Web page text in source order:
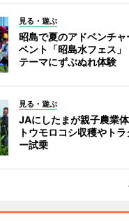
見る・遊ぶ
昭島で夏のアドベンチャ
ベント「昭島水フェス
テーマにずぶぬれ体験
見る・遊ぶ
JAにしたまが親子農業
トウモロコシ収穫やトラ
ー試乗